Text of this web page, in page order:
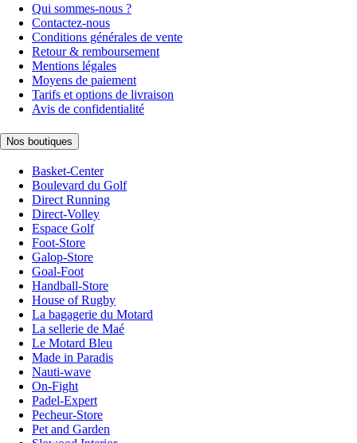
Qui sommes-nous ?
Contactez-nous
Conditions générales de vente
Retour & remboursement
Mentions légales
Moyens de paiement
Tarifs et options de livraison
Avis de confidentialité
Nos boutiques
Basket-Center
Boulevard du Golf
Direct Running
Direct-Volley
Espace Golf
Foot-Store
Galop-Store
Goal-Foot
Handball-Store
House of Rugby
La bagagerie du Motard
La sellerie de Maé
Le Motard Bleu
Made in Paradis
Nauti-wave
On-Fight
Padel-Expert
Pecheur-Store
Pet and Garden